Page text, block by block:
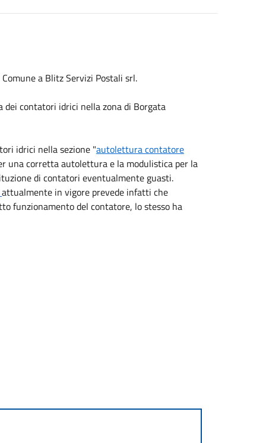
a Blitz Servizi Postali srl.
contatori idrici nella zona di Borgata
idrici nella sezione "autolettura contatore
una corretta autolettura e la modulistica per la
di contatori eventualmente guasti.
attualmente in vigore prevede infatti che
funzionamento del contatore, lo stesso ha